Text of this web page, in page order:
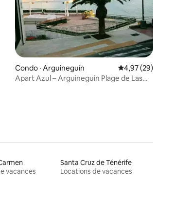
Condo · Arguineguín Note moyenne de
4,97 (29)
Apart Azul – Arguineguin Plage de Las
vacances
Santa Cruz de Ténérife
Locations de vacances